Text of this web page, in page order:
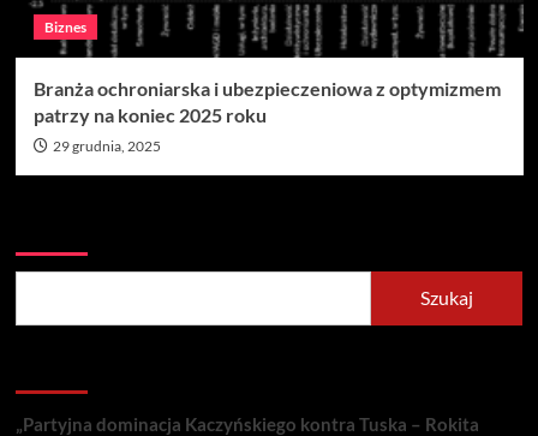
Biznes
Branża ochroniarska i ubezpieczeniowa z optymizmem
patrzy na koniec 2025 roku
29 grudnia, 2025
Szukaj
„Partyjna dominacja Kaczyńskiego kontra Tuska – Rokita